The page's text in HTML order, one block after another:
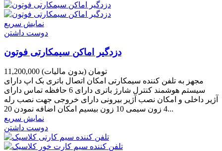
نمایش سریع
دوست داشتن
دزدگیر اماکن سیمکارتی فوتون
11,200,000 تومان (بدون مالیات)
مجهز به تلفن کننده سیمکارتی امکان اتصال باتری بک اپ دارای
سیستم هوشمند کنترل شارژ باتری دارای 6 حافظه تماس دارای
آژیر داخلی و امکان نصب آژیر بیرونی دارای خروجی جهت نصب رله
4 زون سیمی 10 زون بیسیم امکان اضافه نمودن 20...
نمایش سریع
دوست داشتن